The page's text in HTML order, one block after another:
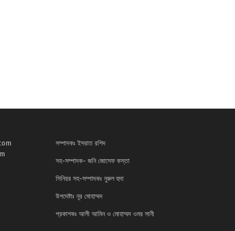
সম্পাদকঃ ইসরাত রশিদ
সহ-সম্পাদক- জনি জোসেফ কস্তা
সিনিয়র সহ-সম্পাদকঃ নুরুল হুদা
উপদেষ্টাঃ নূর মোহাম্মদ
প্রকাশকঃ আলী আমিন ও মোহাম্মদ ওমর সানী